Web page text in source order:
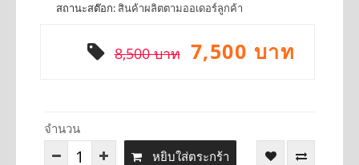
สถานะสต๊อก: สินค้าผลิตตามออเดอร์ลูกค้า
8,500 บาท 7,500 บาท
จำนวน
หยิบใส่ตระกร้า